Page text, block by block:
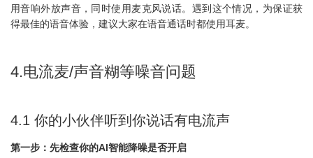
用音响外放声音，同时使用麦克风说话。遇到这个情况，为保证获
得最佳的语音体验，建议大家在语音通话时都使用耳麦。
4.电流麦/声音糊等噪音问题
4.1 你的小伙伴听到你说话有电流声
第一步：先检查你的AI智能降噪是否开启